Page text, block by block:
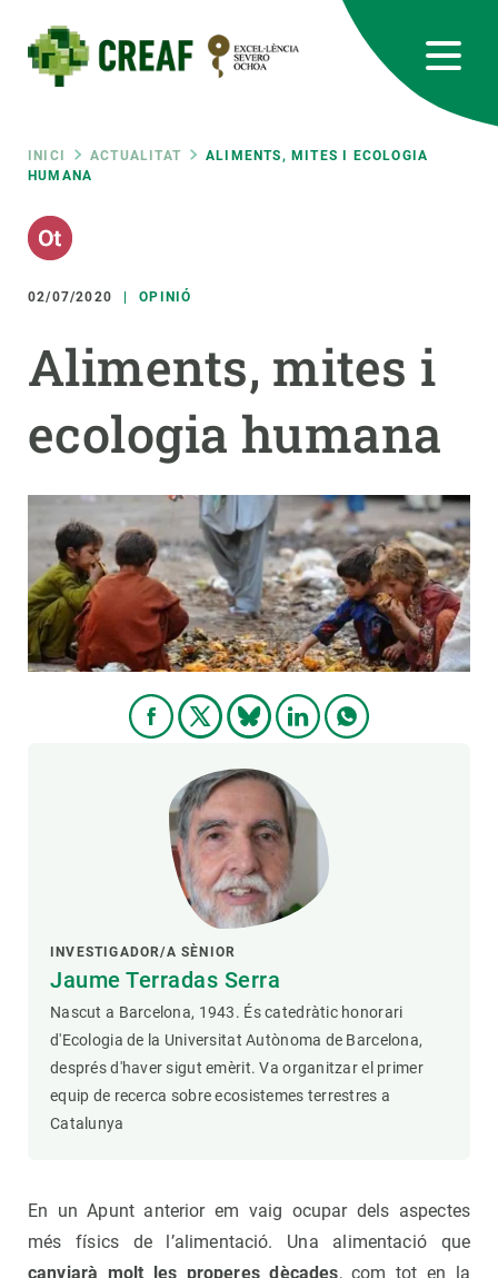
contingut
Fil
d'ariadna
INICI ACTUALITAT
ALIMENTS, MITES I ECOLOGIA
HUMANA
02/07/2020 OPINIÓ
Aliments, mites i
ecologia humana
INVESTIGADOR/A SÈNIOR
Jaume Terradas Serra
Nascut a Barcelona, 1943. És catedràtic honorari
d'Ecologia de la Universitat Autònoma de Barcelona,
després d'haver sigut emèrit. Va organitzar el primer
equip de recerca sobre ecosistemes terrestres a
Catalunya
En un Apunt anterior em vaig ocupar dels aspectes
més físics de l’alimentació. Una alimentació que
canviarà molt les properes dècades, com tot en la
RRSS
Featured
responsive
INTRANET
Responsive
menu
CIÈNCIA EN ACCIÓ
UNEIX-TE A NOSALTRES
PARTICIPA
NOTÍCIES I AGENDA